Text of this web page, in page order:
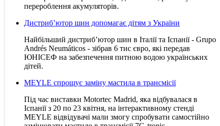
перероблення акумуляторів.
Дистриб’ютор шин допомагає дітям з України
Найбільший дистриб’ютор шин в Італії та Іспанії - Grupo
Andrés Neumáticos - зібрав 6 тис євро, які передав
ЮНІСЕФ на забезпечення питною водою українських
дітей.
MEYLE спрощує заміну мастила в трансмісії
Під час виставки Motortec Madrid, яка відбувалася в
Іспанії з 20 по 23 квітня, на інтерактивному стенді
MEYLE відвідувачі мали змогу спробувати самостійно